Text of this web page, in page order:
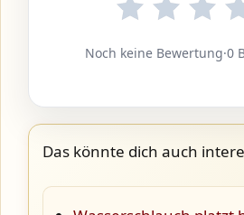
Noch keine Bewertung·0
Das könnte dich auch